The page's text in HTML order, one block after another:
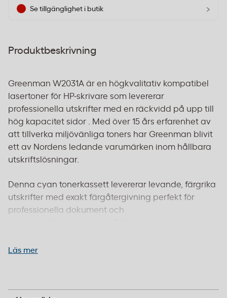
Se tillgänglighet i butik ›
Produktbeskrivning
Greenman W2031A är en högkvalitativ kompatibel
lasertoner för HP-skrivare som levererar
professionella utskrifter med en räckvidd på upp till
hög kapacitet sidor . Med över 15 års erfarenhet av
att tillverka miljövänliga toners har Greenman blivit
ett av Nordens ledande varumärken inom hållbara
utskriftslösningar.
Denna cyan tonerkassett levererar levande, färgrika
utskrifter med exakt färgåtergivning perfekt för
professionella dokument och
slitdelar byts ut och nya komponenter installeras.
Läs mer
Greenman